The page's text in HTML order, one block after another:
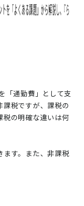
「通勤費」として支
課税ですが、課税の
税の明確な違いは何
ます。また、非課税